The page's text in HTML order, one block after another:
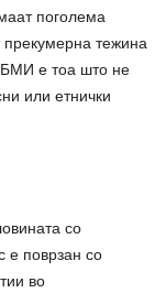
поголема
тежина
БМИ е тоа што не
или етнички
со
е поврзан со
во